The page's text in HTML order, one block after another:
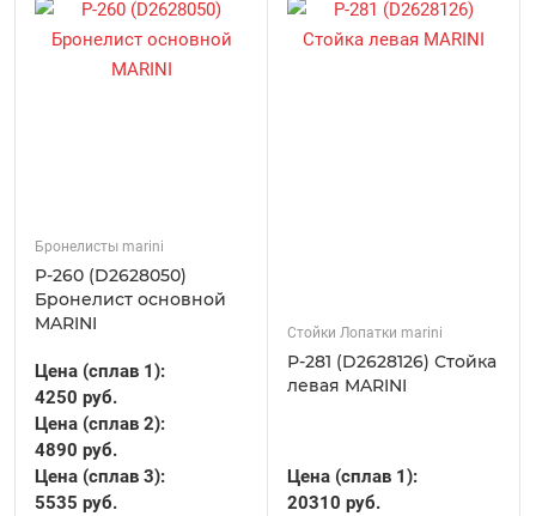
Бронелисты marini
Р-260 (D2628050)
Бронелист основной
MARINI
Цена (сплав 1):
4250 руб.
Цена (сплав 2):
4890 руб.
Цена (сплав 3):
5535 руб.
Стойки Лопатки marini
Р-281 (D2628126) Стойка
левая MARINI
Цена (сплав 1):
20310 руб.